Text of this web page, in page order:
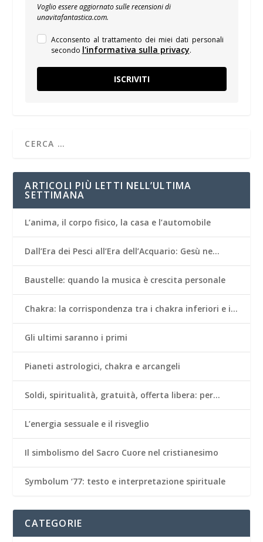
Voglio essere aggiornato sulle recensioni di
unavitafantastica.com.
Acconsento al trattamento dei miei dati personali
secondo l'informativa sulla privacy.
ISCRIVITI
ARTICOLI PIÙ LETTI NELL’ULTIMA
SETTIMANA
L’anima, il corpo fisico, la casa e l’automobile
Dall’Era dei Pesci all’Era dell’Acquario: Gesù ne…
Baustelle: quando la musica è crescita personale
Chakra: la corrispondenza tra i chakra inferiori e i…
Gli ultimi saranno i primi
Pianeti astrologici, chakra e arcangeli
Soldi, spiritualità, gratuità, offerta libera: per…
L’energia sessuale e il risveglio
Il simbolismo del Sacro Cuore nel cristianesimo
Symbolum ‘77: testo e interpretazione spirituale
CATEGORIE